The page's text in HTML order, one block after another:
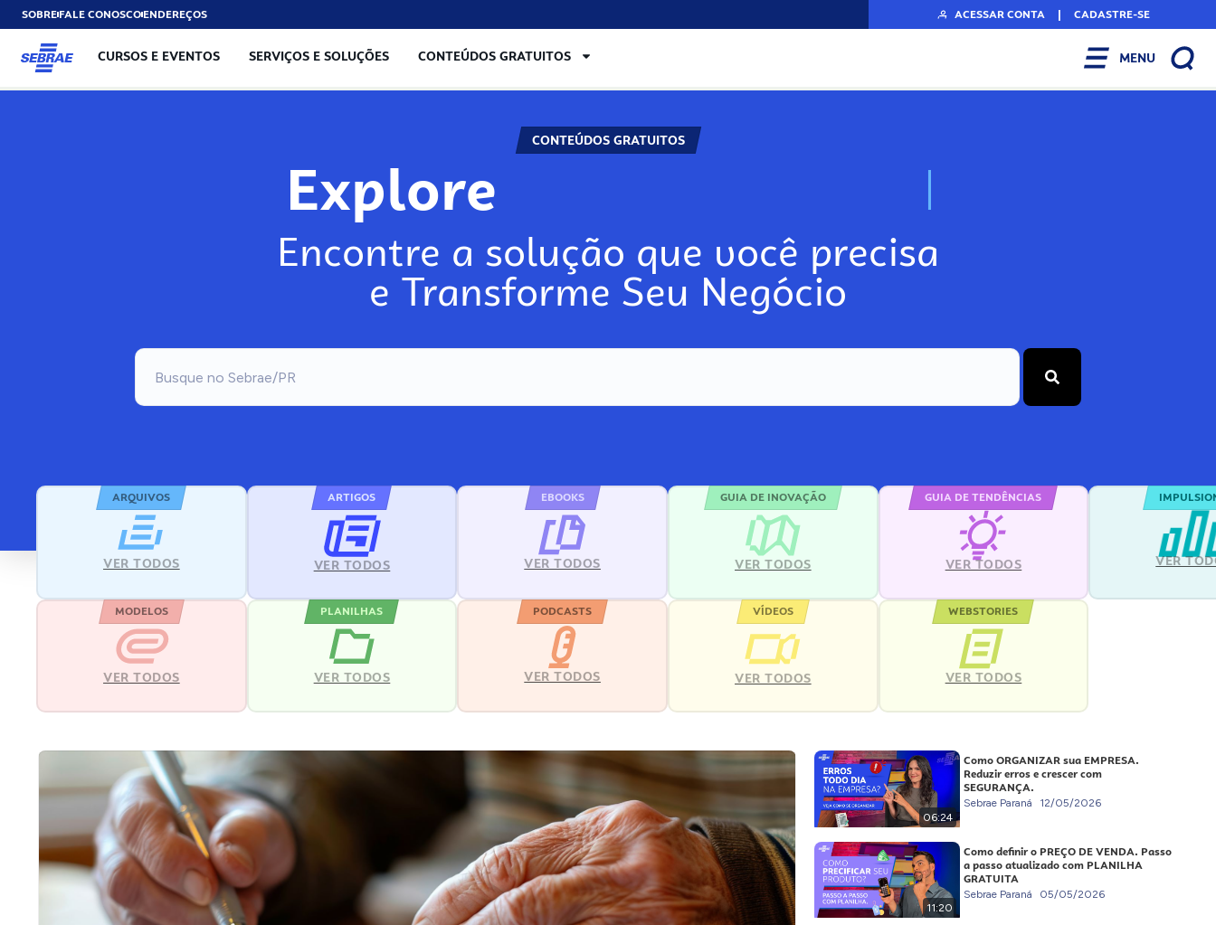
SOBREFALE CONOSCOENDEREÇOS ACESSAR CONTA | CADASTRE-SE
CURSOS E EVENTOS SERVIÇOS E SOLUÇÕES CONTEÚDOS GRATUITOS MENU
CONTEÚDOS GRATUITOS
Explore N
Encontre a solução que você precisa
e Transforme Seu Negócio
ARQUIVOS
VER TODOS
ARTIGOS
VER TODOS
EBOOKS
VER TODOS
GUIA DE INOVAÇÃO
VER TODOS
GUIA DE TENDÊNCIAS
VER TODOS VER
MODELOS
VER TODOS
PLANILHAS
VER TODOS
PODCASTS
VER TODOS
VÍDEOS
VER TODOS
WEBSTORIES
VER TODOS
06:24
Como ORGANIZAR sua EMPRESA.
Reduzir erros e crescer com
SEGURANÇA.
Sebrae Paraná 12/05/2026
11:20
Como definir o PREÇO DE VENDA. Passo
a passo atualizado com PLANILHA
GRATUITA
Sebrae Paraná 05/05/2026